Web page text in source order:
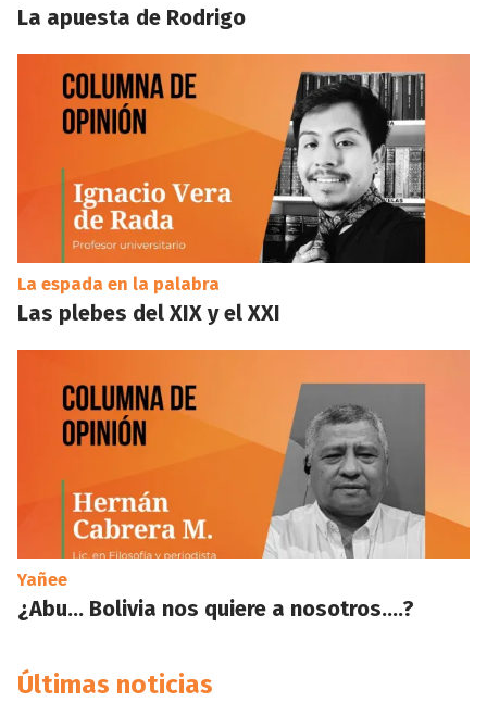
La apuesta de Rodrigo
La espada en la palabra
Las plebes del XIX y el XXI
Yañee
¿Abu… Bolivia nos quiere a nosotros….?
Últimas noticias